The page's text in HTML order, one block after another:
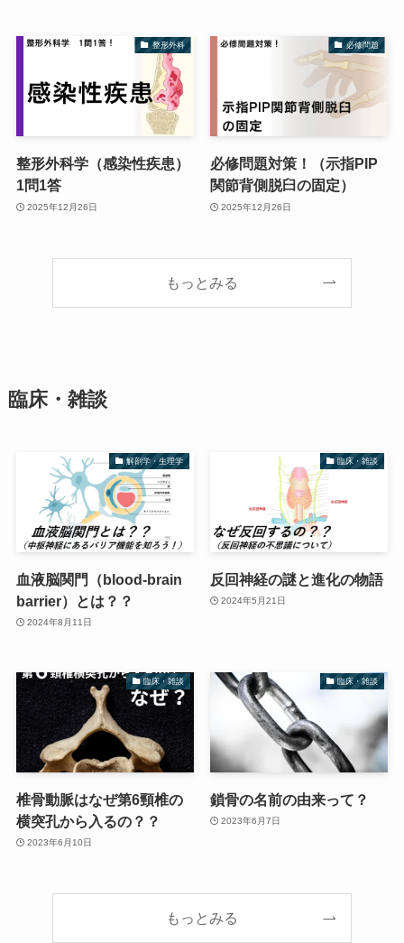
整形外科
整形外科学（感染性疾患）
1問1答
2025年12月26日
必修問題
必修問題対策！（示指PIP
関節背側脱臼の固定）
2025年12月26日
もっとみる
臨床・雑談
解剖学・生理学
血液脳関門（blood-brain
barrier）とは？？
2024年8月11日
臨床・雑談
反回神経の謎と進化の物語
2024年5月21日
臨床・雑談
椎骨動脈はなぜ第6頸椎の
横突孔から入るの？？
2023年6月10日
臨床・雑談
鎖骨の名前の由来って？
2023年6月7日
もっとみる